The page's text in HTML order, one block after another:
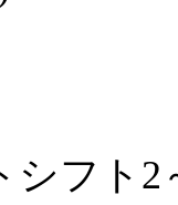
シフト